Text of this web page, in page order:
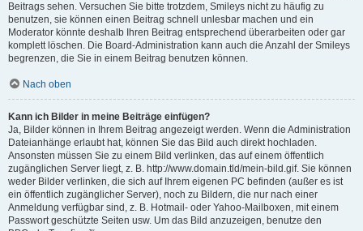
Beitrags sehen. Versuchen Sie bitte trotzdem, Smileys nicht zu häufig zu
benutzen, sie können einen Beitrag schnell unlesbar machen und ein
Moderator könnte deshalb Ihren Beitrag entsprechend überarbeiten oder gar
komplett löschen. Die Board-Administration kann auch die Anzahl der Smileys
begrenzen, die Sie in einem Beitrag benutzen können.
Nach oben
Kann ich Bilder in meine Beiträge einfügen?
Ja, Bilder können in Ihrem Beitrag angezeigt werden. Wenn die Administration
Dateianhänge erlaubt hat, können Sie das Bild auch direkt hochladen.
Ansonsten müssen Sie zu einem Bild verlinken, das auf einem öffentlich
zugänglichen Server liegt, z. B. http://www.domain.tld/mein-bild.gif. Sie können
weder Bilder verlinken, die sich auf Ihrem eigenen PC befinden (außer es ist
ein öffentlich zugänglicher Server), noch zu Bildern, die nur nach einer
Anmeldung verfügbar sind, z. B. Hotmail- oder Yahoo-Mailboxen, mit einem
Passwort geschützte Seiten usw. Um das Bild anzuzeigen, benutze den